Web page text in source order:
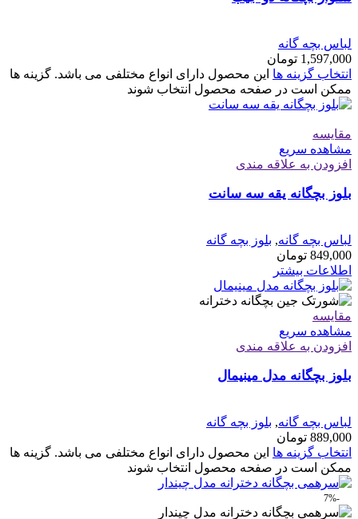
لباس بچه گانه
1,597,000 تومان
انتخاب گزینه ها این محصول دارای انواع مختلفی می باشد. گزینه ها
ممکن است در صفحه محصول انتخاب شوند
مقایسه
مشاهده سریع
افزودن به علاقه مندی
بلوز بچگانه یقه سه سانت
لباس بچه گانه, بلوز بچه گانه
849,000 تومان
اطلاعات بیشتر
مقایسه
مشاهده سریع
افزودن به علاقه مندی
بلوز بچگانه مدل مینیمال
لباس بچه گانه, بلوز بچه گانه
889,000 تومان
انتخاب گزینه ها این محصول دارای انواع مختلفی می باشد. گزینه ها
ممکن است در صفحه محصول انتخاب شوند
-7%